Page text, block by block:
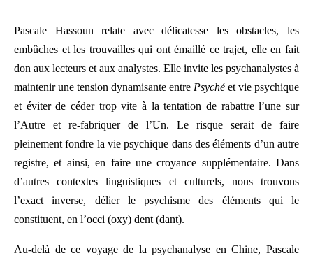
Pascale Hassoun relate avec délicatesse les obstacles, les
embûches et les trouvailles qui ont émaillé ce trajet, elle en fait
don aux lecteurs et aux analystes. Elle invite les psychanalystes à
maintenir une tension dynamisante entre Psychéet vie psychique
et éviter de céder trop vite à la tentation de rabattre l’une sur
l’Autre et re-fabriquer de l’Un. Le risque serait de faire
pleinement fondre la vie psychique dans des éléments d’un autre
registre, et ainsi, en faire une croyance supplémentaire. Dans
d’autres contextes linguistiques et culturels, nous trouvons
l’exact inverse, délier le psychisme des éléments qui le
constituent, en l’occi (oxy) dent (dant).
Au-delà de ce voyage de la psychanalyse en Chine, Pascale